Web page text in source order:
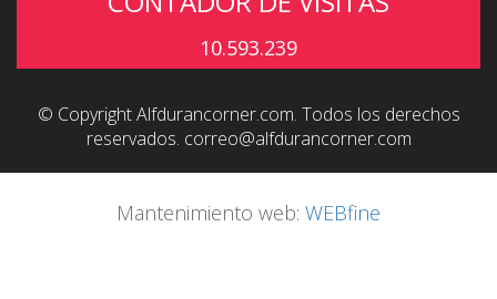
10.593.239
© Copyright Alfdurancorner.com. Todos los derechos
reservados. correo@alfdurancorner.com
Mantenimiento web: WEBfine